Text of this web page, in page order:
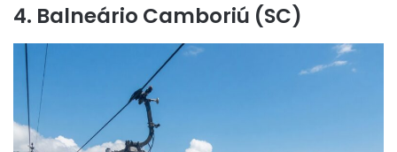
4. Balneário Camboriú (SC)